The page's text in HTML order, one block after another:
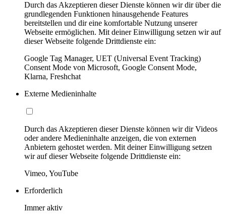
Durch das Akzeptieren dieser Dienste können wir dir über die
grundlegenden Funktionen hinausgehende Features
bereitstellen und dir eine komfortable Nutzung unserer
Webseite ermöglichen. Mit deiner Einwilligung setzen wir auf
dieser Webseite folgende Drittdienste ein:
Google Tag Manager, UET (Universal Event Tracking)
Consent Mode von Microsoft, Google Consent Mode,
Klarna, Freshchat
Externe Medieninhalte
Durch das Akzeptieren dieser Dienste können wir dir Videos
oder andere Medieninhalte anzeigen, die von externen
Anbietern gehostet werden. Mit deiner Einwilligung setzen
wir auf dieser Webseite folgende Drittdienste ein:
Vimeo, YouTube
Erforderlich
Immer aktiv